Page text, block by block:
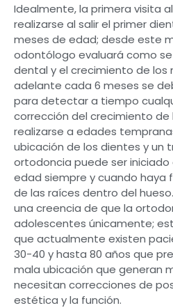
Idealmente, la primera visita
realizarse al salir el primer
meses de edad; desde este
odontólogo evaluará como
dental y el crecimiento de los
adelante cada 6 meses se
para detectar a tiempo
corrección del crecimiento de
realizarse a edades
ubicación de los dientes y un
ortodoncia puede ser iniciado
edad siempre y cuando haya
de las raíces dentro del
una creencia de que la
adolescentes únicamente;
que actualmente existen
30-40 y hasta 80 años que
mala ubicación que generan
necesitan correcciones de
estética y la función.